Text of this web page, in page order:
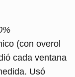
(con overol
cada ventana
Usó